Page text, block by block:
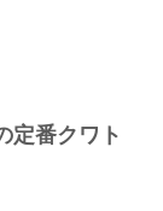
定番クワト